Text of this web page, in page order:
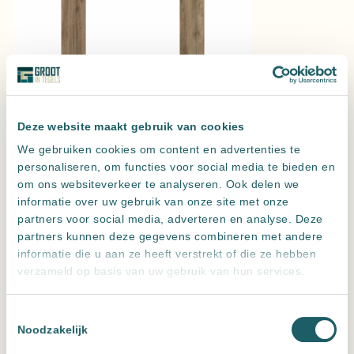
Deze website maakt gebruik van cookies
We gebruiken cookies om content en advertenties te
personaliseren, om functies voor social media te bieden en
om ons websiteverkeer te analyseren. Ook delen we
informatie over uw gebruik van onze site met onze
partners voor social media, adverteren en analyse. Deze
partners kunnen deze gegevens combineren met andere
informatie die u aan ze heeft verstrekt of die ze hebben
verzameld op basis van uw gebruik van hun services.
Noodzakelijk
Sequoia Cherry
Uitvoering
Wissen
Sequoia Birch Chevron 8,5×44 cm
Vraag een offerte aan voor de beste prijs
Sequoia
Birch
aantal
Hoeveel m2 heb je nodig?
m2
Verpakkingen:3
Leveren meerdere landen maar